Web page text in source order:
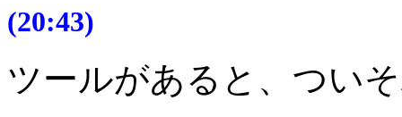
(20:43)
ツールがあると、つい